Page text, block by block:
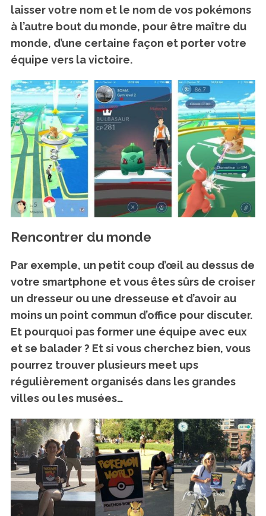
laisser votre nom et le nom de vos pokémons
à l’autre bout du monde, pour être maître du
monde, d’une certaine façon et porter votre
équipe vers la victoire.
Rencontrer du monde
Par exemple, un petit coup d’œil au dessus de
votre smartphone et vous êtes sûrs de croiser
un dresseur ou une dresseuse et d’avoir au
moins un point commun d’office pour discuter.
Et pourquoi pas former une équipe avec eux
et se balader ? Et si vous cherchez bien, vous
pourrez trouver plusieurs meet ups
régulièrement organisésdans les grandes
villes ou les musées…